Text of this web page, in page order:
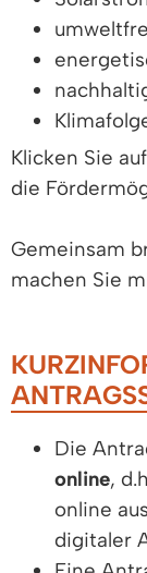
Klicken Sie
die
Gemeinsam
machen Sie
Die
online,
online
digitaler